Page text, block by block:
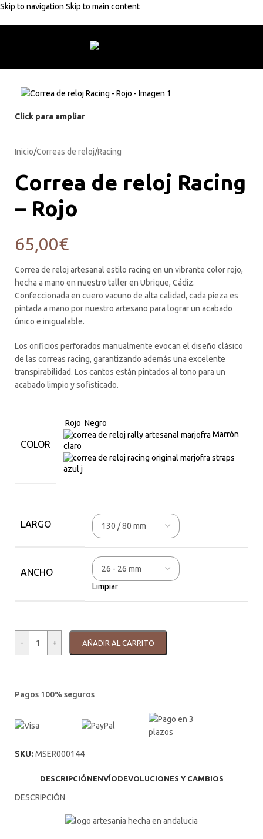
Skip to navigation Skip to main content
10% de descuento con código:MARJOFRAEnvío gratuitoEnvío
Click para ampliar
Inicio/Correas de reloj/Racing
Correa de reloj Racing
– Rojo
65,00€
Correa de reloj artesanal estilo racing en un vibrante color rojo,
hecha a mano en nuestro taller en Ubrique, Cádiz.
Confeccionada en cuero vacuno de alta calidad, cada pieza es
pintada a mano por nuestro artesano para lograr un acabado
único e inigualable.
Los orificios perforados manualmente evocan el diseño clásico
de las correas racing, garantizando además una excelente
transpirabilidad. Los cantos están pintados al tono para un
acabado limpio y sofisticado.
COLOR
Rojo Negro
Marrón
claro
azul j
LARGO
ANCHO
Limpiar
- + AÑADIR AL CARRITO
Pagos 100% seguros
SKU: MSER000144
DESCRIPCIÓNENVÍODEVOLUCIONES Y CAMBIOS
DESCRIPCIÓN